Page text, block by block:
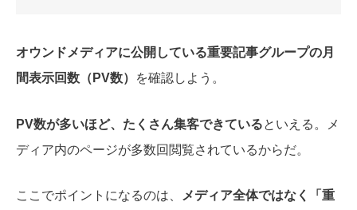
オウンドメディアに公開している重要記事グループの月
間表示回数（PV数）
を確認しよう。
PV数が多いほど、たくさん集客できているといえる。メ
ディア内のページが多数回閲覧されているからだ。
ここでポイントになるのは、
メディア全体ではなく「重